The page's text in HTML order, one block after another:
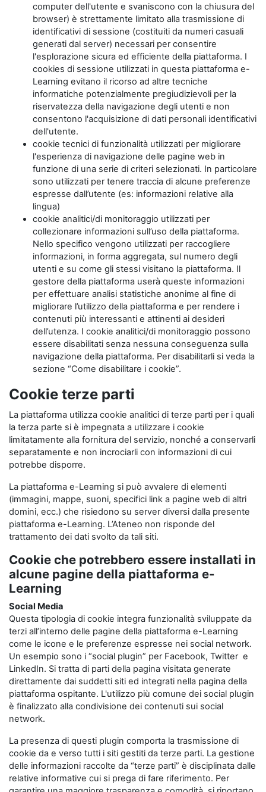
computer dell'utente e svaniscono con la chiusura del
browser) è strettamente limitato alla trasmissione di
identificativi di sessione (costituiti da numeri casuali
generati dal server) necessari per consentire
l'esplorazione sicura ed efficiente della piattaforma. I
cookies di sessione utilizzati in questa piattaforma e-
Learning evitano il ricorso ad altre tecniche
informatiche potenzialmente pregiudizievoli per la
riservatezza della navigazione degli utenti e non
consentono l'acquisizione di dati personali identificativi
dell'utente.
cookie tecnici di funzionalità utilizzati per migliorare
l'esperienza di navigazione delle pagine web in
funzione di una serie di criteri selezionati. In particolare
sono utilizzati per tenere traccia di alcune preferenze
espresse dall’utente (es: informazioni relative alla
lingua)
cookie analitici/di monitoraggio utilizzati per
collezionare informazioni sull’uso della piattaforma.
Nello specifico vengono utilizzati per raccogliere
informazioni, in forma aggregata, sul numero degli
utenti e su come gli stessi visitano la piattaforma. Il
gestore della piattaforma userà queste informazioni
per effettuare analisi statistiche anonime al fine di
migliorare l’utilizzo della piattaforma e per rendere i
contenuti più interessanti e attinenti ai desideri
dell’utenza. I cookie analitici/di monitoraggio possono
essere disabilitati senza nessuna conseguenza sulla
navigazione della piattaforma. Per disabilitarli si veda la
sezione “Come disabilitare i cookie”.
Cookie terze parti
La piattaforma utilizza cookie analitici di terze parti per i quali
la terza parte si è impegnata a utilizzare i cookie
limitatamente alla fornitura del servizio, nonché a conservarli
separatamente e non incrociarli con informazioni di cui
potrebbe disporre.
La piattaforma e-Learning si può avvalere di elementi
(immagini, mappe, suoni, specifici link a pagine web di altri
domini, ecc.) che risiedono su server diversi dalla presente
piattaforma e-Learning. L’Ateneo non risponde del
trattamento dei dati svolto da tali siti.
Cookie che potrebbero essere installati in
alcune pagine della piattaforma e-
Learning
Social Media
Questa tipologia di cookie integra funzionalità sviluppate da
terzi all’interno delle pagine della piattaforma e-Learning
come le icone e le preferenze espresse nei social network.
Un esempio sono i “social plugin” per Facebook, Twitter e
LinkedIn. Si tratta di parti della pagina visitata generate
direttamente dai suddetti siti ed integrati nella pagina della
piattaforma ospitante. L'utilizzo più comune dei social plugin
è finalizzato alla condivisione dei contenuti sui social
network.
La presenza di questi plugin comporta la trasmissione di
cookie da e verso tutti i siti gestiti da terze parti. La gestione
delle informazioni raccolte da “terze parti” è disciplinata dalle
relative informative cui si prega di fare riferimento. Per